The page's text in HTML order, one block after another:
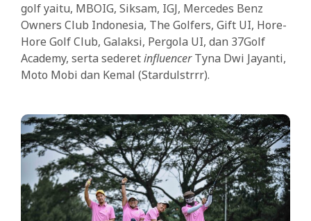
golf yaitu, MBOIG, Siksam, IGJ, Mercedes Benz
Owners Club Indonesia, The Golfers, Gift UI, Hore-
Hore Golf Club, Galaksi, Pergola UI, dan 37Golf
Academy, serta sederetinfluencerTyna Dwi Jayanti,
Moto Mobi dan Kemal (Stardulstrrr).